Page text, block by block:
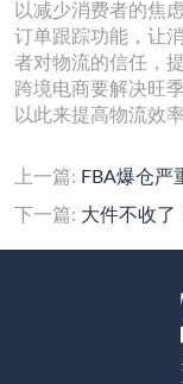
以减少消费者的焦
订单跟踪功能，让
者对物流的信任，
跨境电商要解决旺
以此来提高物流效
上一篇: FBA爆仓严
下一篇: 大件不收了